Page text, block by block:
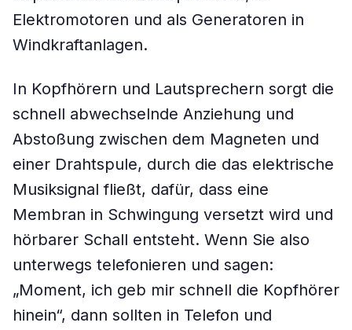
Elektromotoren und als Generatoren in
Windkraftanlagen.
In Kopfhörern und Lautsprechern sorgt die
schnell abwechselnde Anziehung und
Abstoßung zwischen dem Magneten und
einer Drahtspule, durch die das elektrische
Musiksignal fließt, dafür, dass eine
Membran in Schwingung versetzt wird und
hörbarer Schall entsteht. Wenn Sie also
unterwegs telefonieren und sagen:
„Moment, ich geb mir schnell die Kopfhörer
hinein“, dann sollten in Telefon und